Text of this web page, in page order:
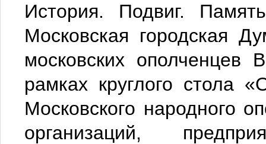
История. Подвиг.
Московская городская
московских ополченцев
рамках круглого стола
Московского народного
организаций,